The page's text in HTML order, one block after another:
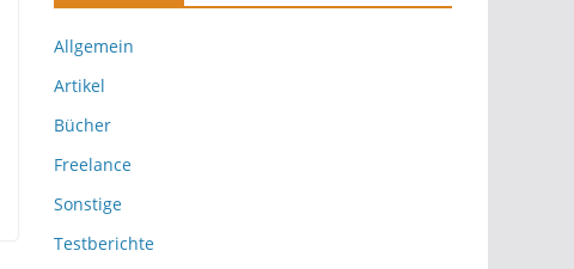
Allgemein
Artikel
Bücher
Freelance
Sonstige
Testberichte